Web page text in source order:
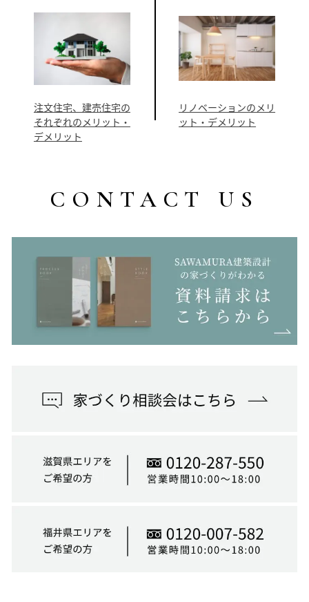
注文住宅、建売住宅の
それぞれのメリット・
デメリット
リノベーションのメリ
ット・デメリット
CONTACT US